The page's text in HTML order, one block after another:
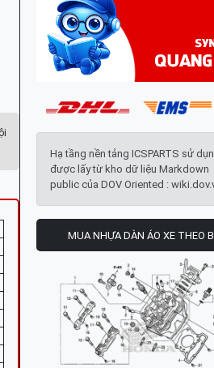
Hạ tầng nền tảng ICSPARTS sử
được lấy từ kho dữ liệu Markdown
public của DOV Oriented :
MUA NHỰA DÀN ÁO XE THEO